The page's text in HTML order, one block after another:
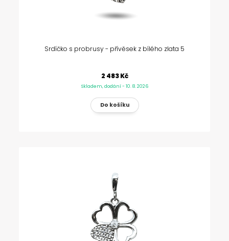
Srdíčko s probrusy - přívěsek z bílého zlata 5
2 483 Kč
Skladem, dodání - 10. 8. 2026